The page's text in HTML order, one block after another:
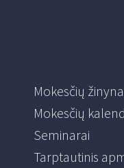
Mokesčių
Mokesčių
Seminarai
Tarptautinis